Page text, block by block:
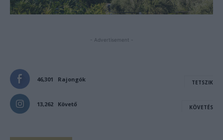
- Advertisement -
46,301 Rajongók TETSZIK
13,262 Követő KÖVETÉS